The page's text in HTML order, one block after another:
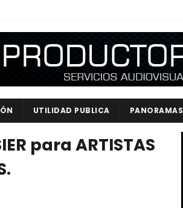
UTILIDAD PUBLICA PANORAMAS
para ARTISTAS